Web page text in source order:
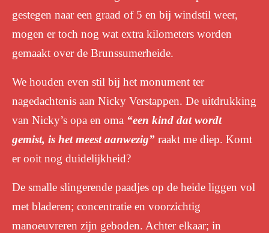
gestegen naar een graad of 5 en bij windstil weer,
mogen er toch nog wat extra kilometers worden
gemaakt over de Brunssumerheide.
We houden even stil bij het monument ter
nagedachtenis aan Nicky Verstappen. De uitdrukking
van Nicky’s opa en oma “een kind dat wordt
gemist, is het meest aanwezig” raakt me diep. Komt
er ooit nog duidelijkheid?
De smalle slingerende paadjes op de heide liggen vol
met bladeren; concentratie en voorzichtig
manoeuvreren zijn geboden. Achter elkaar; in